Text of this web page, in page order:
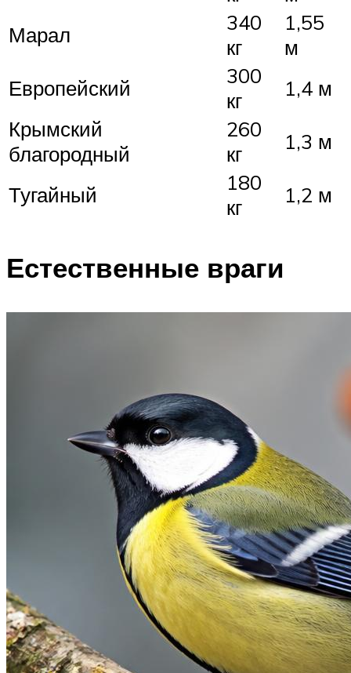
Марал
340
кг
1,55
м
Европейский
300
кг
1,4 м
Крымский
благородный
260
кг
1,3 м
Тугайный
180
кг
1,2 м
Естественные враги